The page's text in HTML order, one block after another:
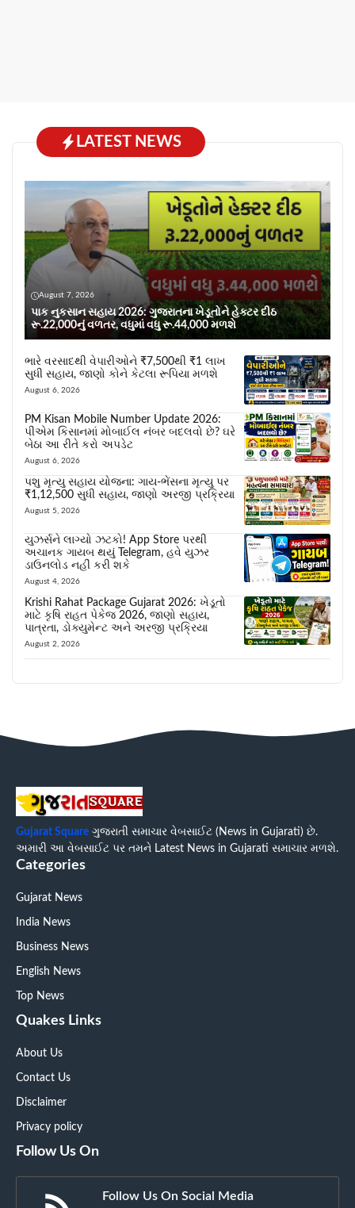
LATEST NEWS
August 7, 2026
પાક નુકસાન સહાય 2026: ગુજરાતના ખેડૂતોને હેક્ટર દીઠ
રૂ.22,000નું વળતર, વધુમાં વધુ રૂ.44,000 મળશે
ભારે વરસાદથી વેપારીઓને ₹7,500થી ₹1 લાખ
સુધી સહાય, જાણો કોને કેટલા રૂપિયા મળશે
August 6, 2026
PM Kisan Mobile Number Update 2026:
પીએમ કિસાનમાં મોબાઈલ નંબર બદલવો છે? ઘરે
બેઠા આ રીતે કરો અપડેટ
August 6, 2026
પશુ મૃત્યુ સહાય યોજના: ગાય-ભેંસના મૃત્યુ પર
₹1,12,500 સુધી સહાય, જાણો અરજી પ્રક્રિયા
August 5, 2026
યુઝર્સને લાગ્યો ઝટકો! App Store પરથી
અચાનક ગાયબ થયું Telegram, હવે યુઝર
ડાઉનલોડ નહીં કરી શકે
August 4, 2026
Krishi Rahat Package Gujarat 2026: ખેડૂતો
માટે કૃષિ રાહત પેકેજ 2026, જાણો સહાય,
પાત્રતા, ડોક્યુમેન્ટ અને અરજી પ્રક્રિયા
August 2, 2026
Gujarat Square ગુજરાતી સમાચાર વેબસાઈટ (News in Gujarati) છે.
અમારી આ વેબસાઈટ પર તમને Latest News in Gujarati સમાચાર મળશે.
Categories
Gujarat News
India News
Business News
English News
Top News
Quakes Links
About Us
Contact Us
Disclaimer
Privacy policy
Follow Us On
Follow Us On Social Media